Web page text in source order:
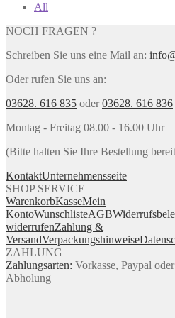
All
NOCH FRAGEN ?
Schreiben Sie uns eine Mail an:
Oder rufen Sie uns an:
03628. 616 835 oder03628. 616 836
Montag - Freitag 08.00 - 16.00 Uhr
(Bitte halten Sie Ihre Bestellung
KontaktUnternehmensseite
SHOP SERVICE
WarenkorbKasseMein
KontoWunschlisteAGB
widerrufenZahlung &
VersandVerpackungshinweise
ZAHLUNG
Zahlungsarten: Vorkasse, Paypal
Abholung